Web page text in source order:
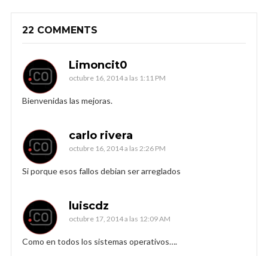
22 COMMENTS
Limoncit0
octubre 16, 2014 a las 1:11 PM
Bienvenidas las mejoras.
carlo rivera
octubre 16, 2014 a las 2:26 PM
Si porque esos fallos debian ser arreglados
luiscdz
octubre 17, 2014 a las 12:09 AM
Como en todos los sistemas operativos….